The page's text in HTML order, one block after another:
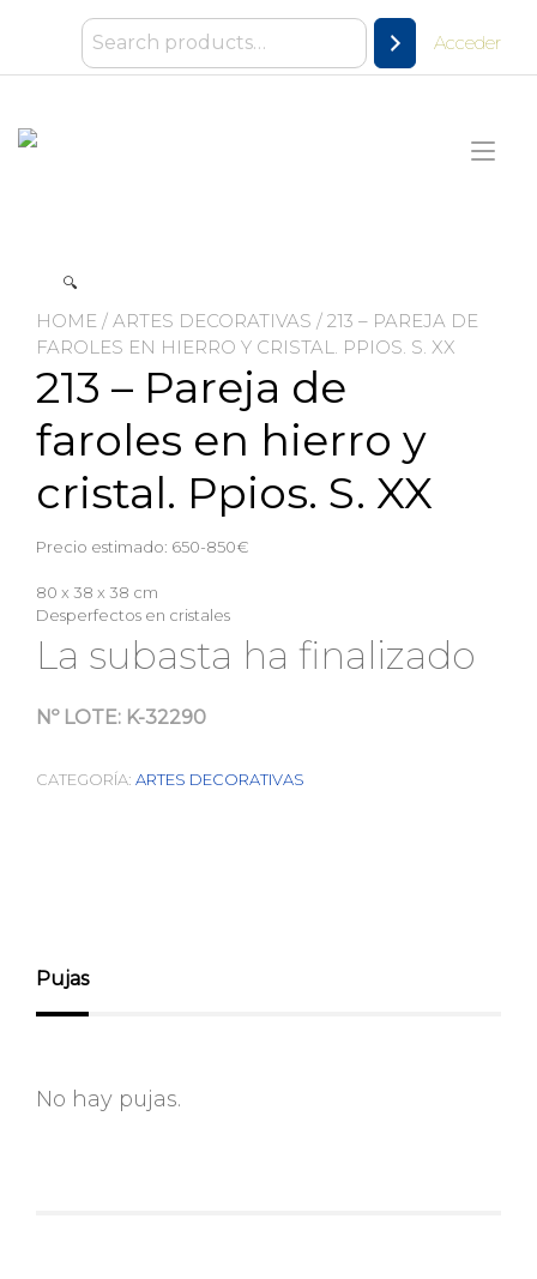
Acceder
🔍
HOME / ARTES DECORATIVAS / 213 – PAREJA DE
FAROLES EN HIERRO Y CRISTAL. PPIOS. S. XX
213 – Pareja de
faroles en hierro y
cristal. Ppios. S. XX
Precio estimado: 650-850€
80 x 38 x 38 cm
Desperfectos en cristales
La subasta ha finalizado
Nº LOTE: K-32290
CATEGORÍA: ARTES DECORATIVAS
Pujas
No hay pujas.